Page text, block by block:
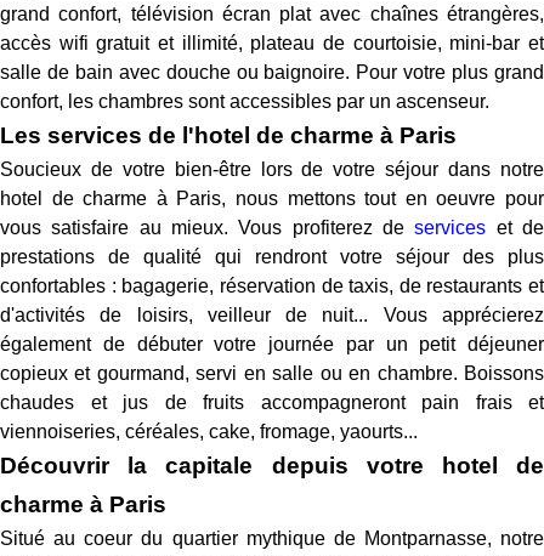
grand confort, télévision écran plat avec chaînes étrangères,
accès wifi gratuit et illimité, plateau de courtoisie, mini-bar et
salle de bain avec douche ou baignoire. Pour votre plus grand
confort, les chambres sont accessibles par un ascenseur.
Les services de l'hotel de charme à Paris
Soucieux de votre bien-être lors de votre séjour dans notre
hotel de charme à Paris, nous mettons tout en oeuvre pour
vous satisfaire au mieux. Vous profiterez deservices et de
prestations de qualité qui rendront votre séjour des plus
confortables : bagagerie, réservation de taxis, de restaurants et
d'activités de loisirs, veilleur de nuit... Vous apprécierez
également de débuter votre journée par un petit déjeuner
copieux et gourmand, servi en salle ou en chambre. Boissons
chaudes et jus de fruits accompagneront pain frais et
viennoiseries, céréales, cake, fromage, yaourts...
Découvrir la capitale depuis votre hotel de
charme à Paris
Situé au coeur du quartier mythique de Montparnasse, notre